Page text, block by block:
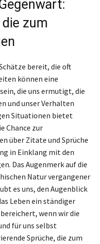
zum
bereit, die oft
können eine
die uns ermutigt, die
und unser Verhalten
Situationen bietet
Chance zur
über Zitate und Sprüche
in Einklang mit den
Das Augenmerk auf die
Natur vergangener
es uns, den Augenblick
Leben ein ständiger
wenn wir die
für uns selbst
Sprüche, die zum